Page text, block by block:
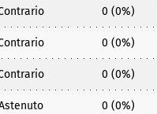
0 (0%)
0 (0%)
0 (0%)
0 (0%)